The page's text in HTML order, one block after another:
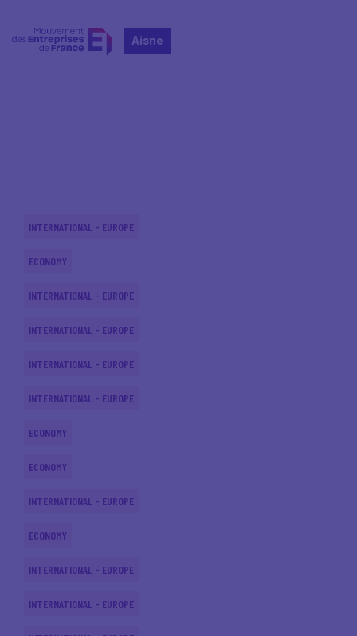
Aisne
INTERNATIONAL - EUROPE
ECONOMY
INTERNATIONAL - EUROPE
INTERNATIONAL - EUROPE
INTERNATIONAL - EUROPE
INTERNATIONAL - EUROPE
ECONOMY
ECONOMY
INTERNATIONAL - EUROPE
ECONOMY
INTERNATIONAL - EUROPE
INTERNATIONAL - EUROPE